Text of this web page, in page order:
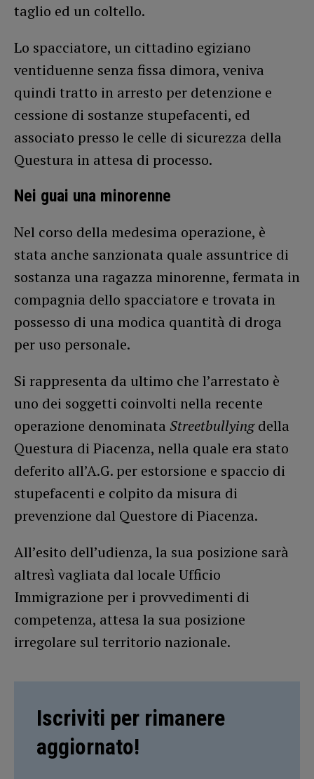
taglio ed un coltello.
Lo spacciatore, un cittadino egiziano
ventiduenne senza fissa dimora, veniva
quindi tratto in arresto per detenzione e
cessione di sostanze stupefacenti, ed
associato presso le celle di sicurezza della
Questura in attesa di processo.
Nei guai una minorenne
Nel corso della medesima operazione, è
stata anche sanzionata quale assuntrice di
sostanza una ragazza minorenne, fermata in
compagnia dello spacciatore e trovata in
possesso di una modica quantità di droga
per uso personale.
Si rappresenta da ultimo che l’arrestato è
uno dei soggetti coinvolti nella recente
operazione denominata Streetbullyingdella
Questura di Piacenza, nella quale era stato
deferito all’A.G. per estorsione e spaccio di
stupefacenti e colpito da misura di
prevenzione dal Questore di Piacenza.
All’esito dell’udienza, la sua posizione sarà
altresì vagliata dal locale Ufficio
Immigrazione per i provvedimenti di
competenza, attesa la sua posizione
irregolare sul territorio nazionale.
Iscriviti per rimanere
aggiornato!